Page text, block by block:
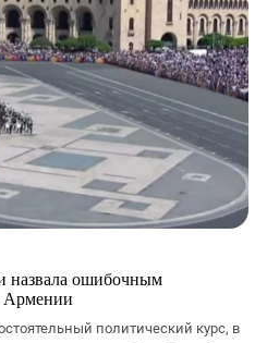
назвала ошибочным
Армении
политический курс, в